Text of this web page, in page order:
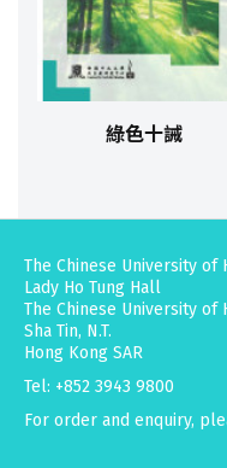
綠色十誡
The Chinese University of
Lady Ho Tung Hall
The Chinese University of
Sha Tin, N.T.
Hong Kong SAR
Tel: +852 3943 9800
For order and enquiry,